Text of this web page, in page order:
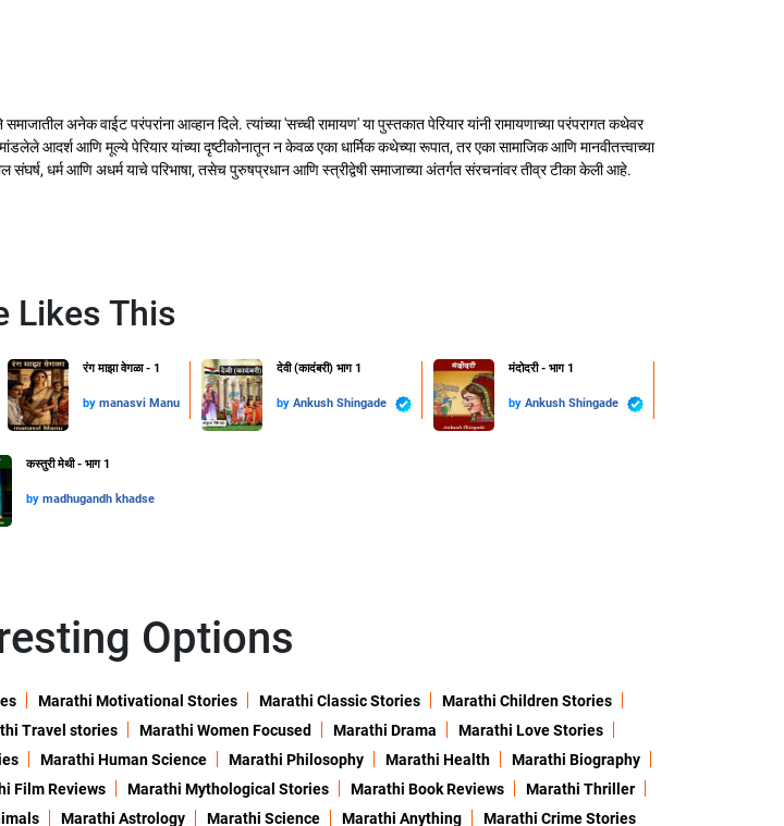
अनेक वाईट परंपरांना आव्हान दिले. त्यांच्या 'सच्ची रामायण' या पुस्तकात पेरियार यांनी रामायणाच्या परंपरागत कथेवर
आदर्श आणि मूल्ये पेरियार यांच्या दृष्टीकोनातून न केवळ एका धार्मिक कथेच्या रूपात, तर एका सामाजिक आणि मानवीतत्त्वाच्या
संघर्ष, धर्म आणि अधर्म याचे परिभाषा, तसेच पुरुषप्रधान आणि स्त्रीद्वेषी समाजाच्या अंतर्गत संरचनांवर तीव्र टीका केली आहे.
Likes This
रंग माझा वेगळा - 1
by manasvi Manu
देवी (कादंबरी) भाग 1
by Ankush Shingade
मंदोदरी - भाग 1
by Ankush Shingade
कस्तुरी मेथी - भाग 1
by madhugandh khadse
Options
Marathi Motivational Stories Marathi Classic Stories
Marathi Children Stories
Travel stories Marathi Women Focused Marathi Drama
Marathi Love Stories
Marathi Human Science Marathi Philosophy Marathi Health
Marathi Biography
Film Reviews Marathi Mythological Stories Marathi Book Reviews
Marathi Thriller
Marathi Astrology Marathi Science Marathi Anything Marathi Crime Stories